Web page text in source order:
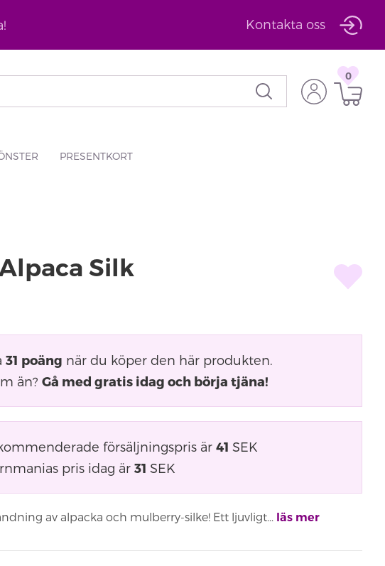
Kontakta oss
0
PRESENTKORT
Silk
31 poäng när du köper den här produkten.
än?Gå med gratis idag och börja tjäna!
försäljningspris är41 SEK
pris idag är31 SEK
av alpacka och mulberry-silke! Ett ljuvligt... läs mer